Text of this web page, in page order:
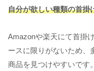
自分が欲しい種類の首掛
Amazonや楽天にて首掛
ースに限りがないため、
商品を見つけやすいです。